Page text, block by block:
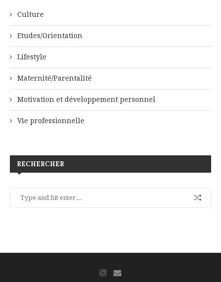
Culture
Etudes/Orientation
Lifestyle
Maternité/Parentalité
Motivation et développement personnel
Vie professionnelle
RECHERCHER